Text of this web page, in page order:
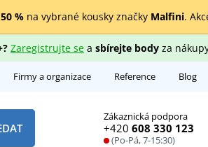
%na vybrané kousky značky Malfini.
Zaregistrujte sea sbírejte bodyza
Firmy a organizace Reference Blog
Zákaznická podpora
+420 608 330 123
(Po-Pá, 7-15:30)